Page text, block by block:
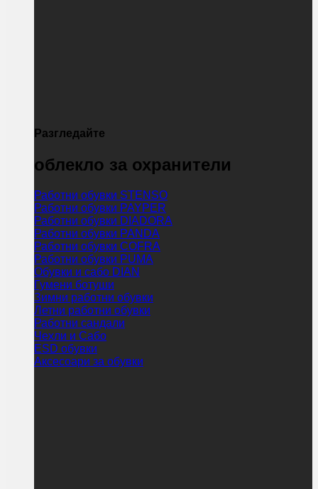
Разгледайте
облекло за охранители
Работни обувки STENSO
Работни обувки PAYPER
Работни обувки DIADORA
Работни обувки PANDA
Работни обувки COFRA
Работни обувки PUMA
Обувки и сабо DIAN
Гумени ботуши
Зимни работни обувки
Летни работни обувки
Работни сандали
Чехли и Сабо
ESD обувки
Аксесоари за обувки